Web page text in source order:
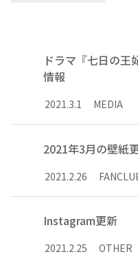
ドラマ『七日の王
情報
2021.3.1 MEDIA
2021年3月の壁紙
2021 .2.26
Instagram更新
2021.2.25 OTHER